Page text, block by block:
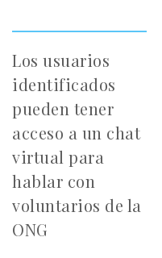
Los usuarios
identificados
pueden tener
acceso a un chat
virtual para
hablar con
voluntarios de la
ONG